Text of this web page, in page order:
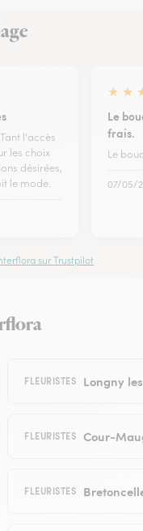
l'accès
les choix
désirées,
le mode.
★ ★
Le
frais.
Le
07/05/
sur Trustpilot
FLEURISTES Longny
FLEURISTES Cour-
FLEURISTES